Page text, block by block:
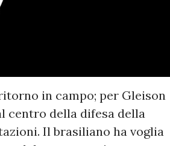
in campo; per Gleison
centro della difesa della
Il brasiliano ha voglia